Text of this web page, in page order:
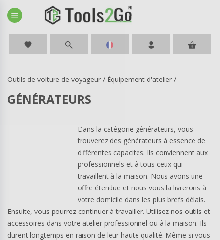
menu
favorite
Outils de voiture de voyageur / Équipement d'atelier /
GÉNÉRATEURS
Dans la catégorie générateurs, vous
trouverez des générateurs à essence de
différentes capacités. Ils conviennent aux
professionnels et à tous ceux qui
travaillent à la maison. Nous avons une
offre étendue et nous vous la livrerons à
votre domicile dans les plus brefs délais.
Ensuite, vous pourrez continuer à travailler. Utilisez nos outils et
accessoires dans votre atelier professionnel ou à la maison. Ils
durent longtemps en raison de leur haute qualité. Même si vous